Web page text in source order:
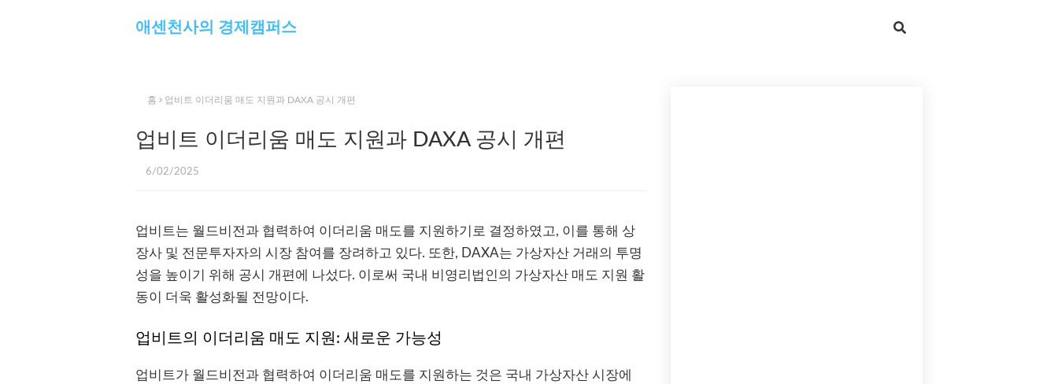
애센천사의 경제캠퍼스
홈 업비트 이더리움 매도 지원과 DAXA 공시 개편
업비트 이더리움 매도 지원과 DAXA 공시 개편
6/02/2025
업비트는 월드비전과 협력하여 이더리움 매도를 지원하기로 결정하였고, 이를 통해 상
장사 및 전문투자자의 시장 참여를 장려하고 있다. 또한, DAXA는 가상자산 거래의 투명
성을 높이기 위해 공시 개편에 나섰다. 이로써 국내 비영리법인의 가상자산 매도 지원 활
동이 더욱 활성화될 전망이다.
업비트의 이더리움 매도 지원: 새로운 가능성
업비트가 월드비전과 협력하여 이더리움 매도를 지원하는 것은 국내 가상자산 시장에